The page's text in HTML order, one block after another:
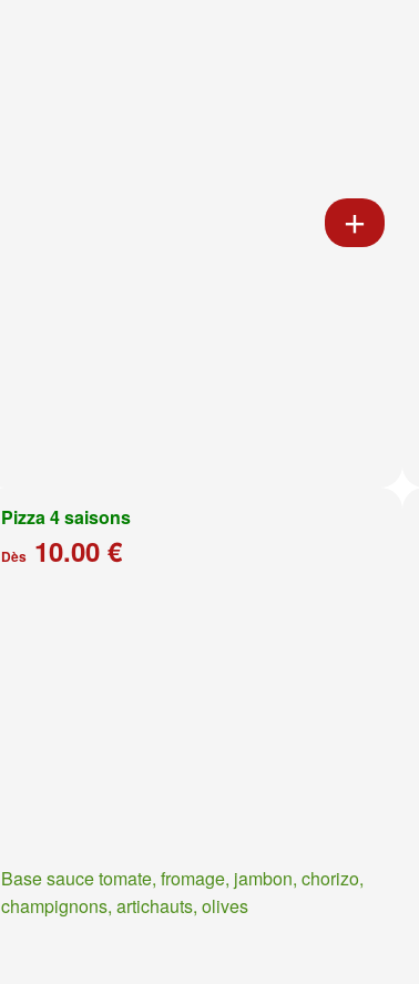
Pizza 4 saisons
Dès10.00 €
Base sauce tomate, fromage, jambon, chorizo,
champignons, artichauts, olives